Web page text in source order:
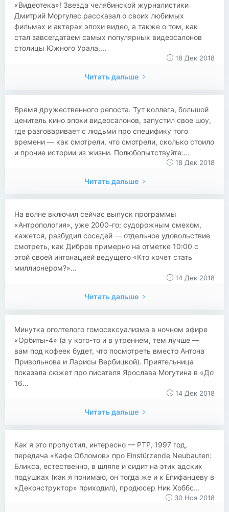
«Видеотека»! Звезда челябинской журналистики
Дмитрий Моргулес рассказал о своих любимых
фильмах и актерах эпохи видео, а также о том, как
стал завсегдатаем самых популярных видеосалонов
столицы Южного Урала,...
18 Дек 2018
Читать дальше
Время дружественного репоста. Тут коллега, большой
ценитель кино эпохи видеосалонов, запустил свое шоу,
где разговаривает с людьми про специфику того
времени — как смотрели, что смотрели, сколько стоило
и прочие истории из жизни. Полюбопытствуйте:...
18 Дек 2018
Читать дальше
На волне включил сейчас выпуск программы
«Антропология», уже 2000-го; судорожным смехом,
кажется, разбудил соседей — отдельное удовольствие
смотреть, как Дибров примерно на отметке 10:00 с
этой своей интонацией ведущего «Кто хочет стать
миллионером?»...
14 Дек 2018
Читать дальше
Минутка оголтелого гомосексуализма в ночном эфире
«Орбиты-4» (а у кого-то и в утреннем, тем лучше —
вам под кофеек будет, что посмотреть вместо Антона
Привольнова и Ларисы Вербицкой). Приятельница
показала сюжет про писателя Ярослава Могутина в «До
16...
14 Дек 2018
Читать дальше
Как я это пропустил, интересно — РТР, 1997 год,
передача «Кафе Обломов» про Einstürzende Neubauten:
Бликса, естественно, в шляпе и сидит на этих адских
подушках (как я понимаю, он тогда же и к Епифанцеву в
«Деконструктор» приходил), продюсер Ник Хоббс...
30 Ноя 2018